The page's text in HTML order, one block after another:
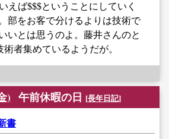
えば$$$ということにしていく
部をお客で分けるよりは技術で
いとは思うのよ。藤井さんのと
術者集めているようだが。
) 午前休暇の日 [長年日記]
書